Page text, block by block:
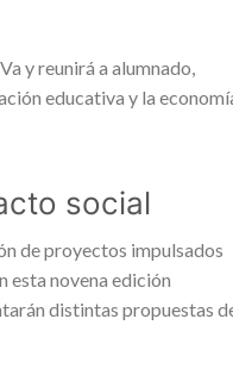
y reunirá a alumnado,
educativa y la
social
de proyectos impulsados
esta novena edición
distintas propuestas